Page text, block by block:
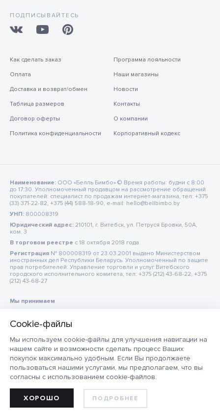
Мы используем cookie-файлы для улучшения навигации на
нашем сайте и возможности сделать процесс Ваших
покупок максимально удобным. Если Вы продолжаете
пользоваться нашими услугами, мы предполагаем, что вы
согласны с использованием cookie-файлов.
ПОДРОБНЕЕ
ХОРОШО
ДОБАВИТЬ В КОРЗИНУ
ПОДПИСЫВАЙТЕСЬ
Как сделать заказ
Оплата
Доставка и возврат/обмен
Таблица размеров
Договор оферты
Политика конфиденциальности
Программа лояльности
Наши магазины
Новости
Контакты
О компании
Корпоративный кодекс
Наименование: ООО «Белль Бимбо» © Время работы: будни с 8:00
до 17:30. Уполномоченный продавцом на рассмотрение обращений
покупателей: специалист по продажам интернет-магазина, тел: +375
(33) 371-22-82, +375 (44) 588-18-90, e-mail: hello@bellbimbo.by
УНП: 800008319
Юридический адрес: 210101, г. Витебск, ул. Петруся Бровки, 50А,
ком. 3
В торговом реестре c 18 октября 2018 года
Регистрация № 800008319 от 23.03.2001 выдано Министерством
иностранных дел Республики Беларусь. Уполномоченный по защите
прав потребителей: Управление торговли и услуг Витебского
городского исполнительного комитета, тел: +375 (212) 43-68-22, +375
(212) 43-68-27
Мы принимаем